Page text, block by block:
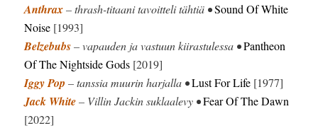
Anthrax– thrash-titaani tavoitteli tähtiä •Sound Of White
Noise [1993]
Belzebubs– vapauden ja vastuun kiirastulessa •Pantheon
Of The Nightside Gods [2019]
Iggy Pop – tanssia muurin harjalla •Lust For Life [1977]
Jack White– Villin Jackin suklaalevy •Fear Of The Dawn
[2022]